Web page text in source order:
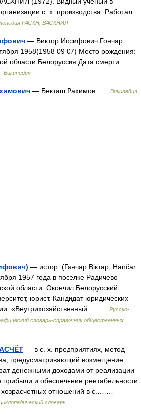
с. х. производства. Работал
РАСХН, ВАСХНИЛ
— Виктор Иосифович Гончар
1958(1958 09 07) Место рождения:
области Белоруссия Дата смерти:
Википедия
— Бекташ Рахимов … Википедия
— истор. (Ганчар Віктар, Hančar
1957 года в поселке Радичево
области. Окончил Белорусский
юрист. Кандидат юридических
«Внутрихозяйственный… …
Русско-
словарь-справочник общественных
— в с. х. предприятиях, метод
предусматривающий возмещение
денежными доходами от реализации
прибыли и обеспечение рентабельности
хозрасчетных отношений в с.… …
словарь